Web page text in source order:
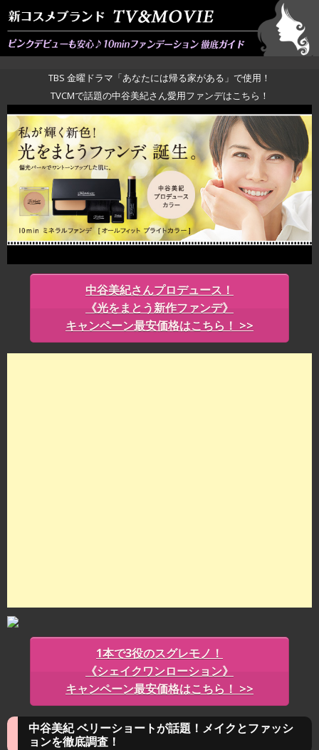
TBS 金曜ドラマ「あなたには帰る家がある」で使用！
TVCMで話題の中谷美紀さん愛用ファンデはこちら！
中谷美紀さんプロデュース！
《光をまとう新作ファンデ》
キャンペーン最安価格はこちら！ >>
1本で3役のスグレモノ！
《シェイクワンローション》
キャンペーン最安価格はこちら！ >>
中谷美紀 ベリーショートが話題！メイクとファッシ
ョンを徹底調査！